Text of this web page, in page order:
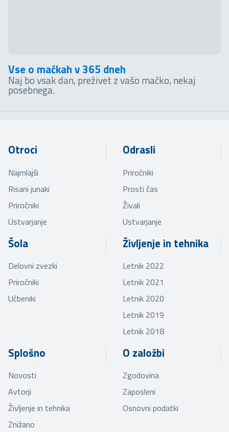
Vse o mačkah v 365 dneh
Naj bo vsak dan, preživet z vašo mačko, nekaj
posebnega.
Otroci
Najmlajši
Risani junaki
Priročniki
Ustvarjanje
Odrasli
Priročniki
Prosti čas
Živali
Ustvarjanje
Šola
Delovni zvezki
Priročniki
Učbeniki
Življenje in tehnika
Letnik 2022
Letnik 2021
Letnik 2020
Letnik 2019
Letnik 2018
Splošno
Novosti
Avtorji
Življenje in tehnika
Znižano
O založbi
Zgodovina
Zaposleni
Osnovni podatki